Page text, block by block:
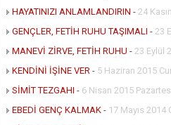
HAYATINIZI ANLAMLANDIRIN - 24
GENÇLER, FETİH RUHU TAŞIMALI - 23
MANEVİ ZİRVE, FETİH RUHU - 23 Eylül
KENDİNİ İŞİNE VER - 5 Haziran 2015
SİMİT TEZGAHI - 6 Nisan 2015
EBEDİ GENÇ KALMAK - 17 Mayıs 2014